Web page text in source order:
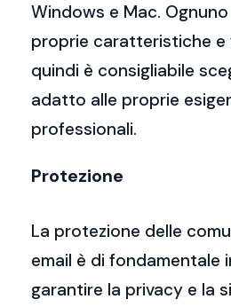
Windows e Mac.
proprie caratteristiche e
quindi è consigliabile
adatto alle proprie
professionali.
Protezione
La protezione delle
email è di fondamentale
garantire la privacy e la